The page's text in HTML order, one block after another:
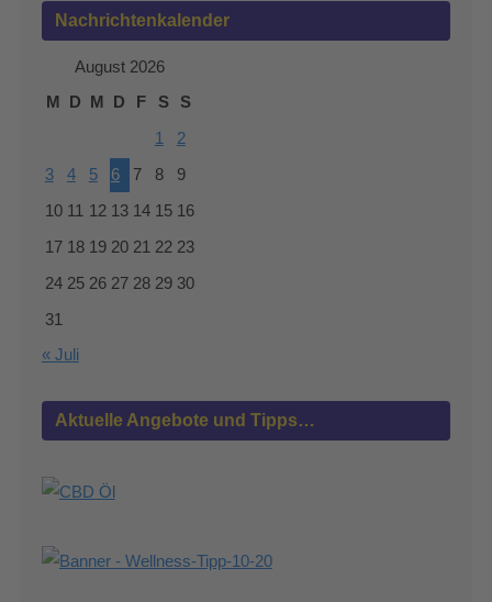
Nachrichtenkalender
August 2026
M
D M D F S S
1 2
3 4 5 6 7 8 9
10 11 12 13 14 15 16
17 18 19 20 21 22 23
24 25 26 27 28 29 30
31
« Juli
Aktuelle Angebote und Tipps…